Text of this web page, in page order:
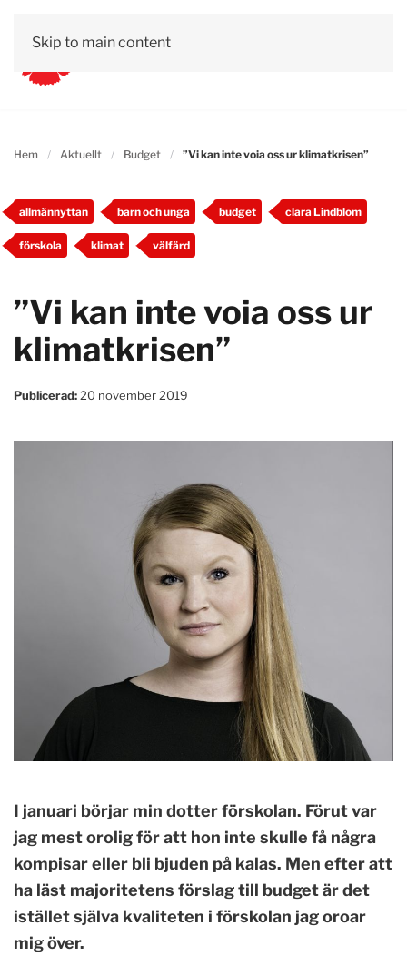
Skip to main content
Pressrum
Stockholms kommunalval
Hem Aktuellt Budget ”Vi kan inte voia oss ur klimatkrisen”
allmännyttan barn och unga budget clara Lindblom
förskola klimat välfärd
”Vi kan inte voia oss ur
klimatkrisen”
Publicerad: 20 november 2019
I januari börjar min dotter förskolan. Förut var
jag mest orolig för att hon inte skulle få några
kompisar eller bli bjuden på kalas. Men efter att
ha läst majoritetens förslag till budget är det
istället själva kvaliteten i förskolan jag oroar
mig över.